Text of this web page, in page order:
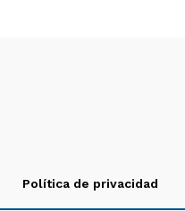
Política de privacidad